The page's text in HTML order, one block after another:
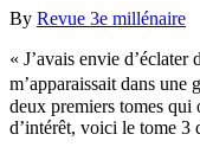
By Revue 3e millénaire
« J’avais envie
m’apparaissait dans
deux premiers tomes qui
d’intérêt, voici le tome 3